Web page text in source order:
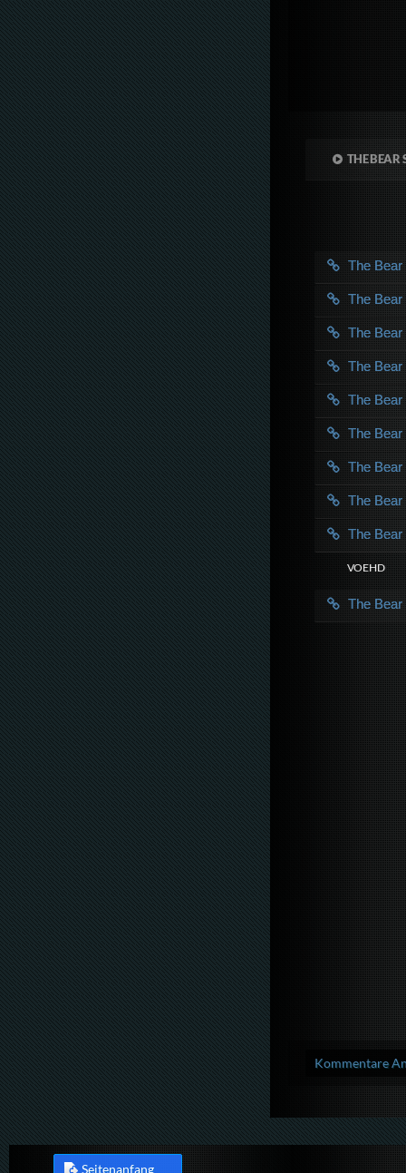
THE BEAR
The
The
The
The
The
The
The
The
The
VOE HD
The
Kommentare
Seitenanfang